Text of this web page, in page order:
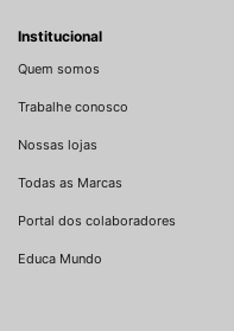
Institucional
Quem somos
Trabalhe conosco
Nossas lojas
Todas as Marcas
Portal dos colaboradores
Educa Mundo